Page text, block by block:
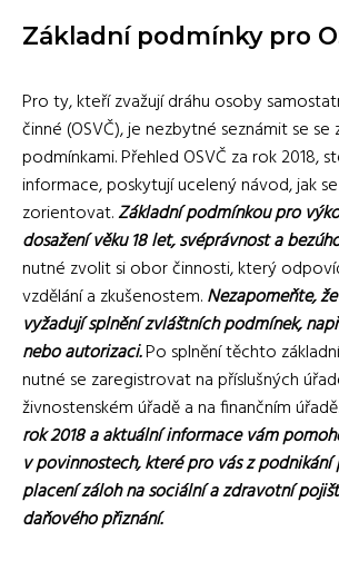
Základní podmínky pro
Pro ty, kteří zvažují dráhu osoby
činné (OSVČ), je nezbytné seznámit se se
podmínkami. Přehled OSVČ za rok 2018,
informace, poskytují ucelený návod, jak
zorientovat.Základní podmínkou pro
dosažení věku 18 let, svéprávnost a
nutné zvolit si obor činnosti, který
vzdělání a zkušenostem.Nezapomeňte,
vyžadují splnění zvláštních podmínek,
nebo autorizaci.Po splnění těchto
nutné se zaregistrovat na příslušných
živnostenském úřadě a na finančním úřadě.
rok 2018 a aktuální informace vám
v povinnostech, které pro vás z podnikání
placení záloh na sociální a zdravotní
daňového přiznání.